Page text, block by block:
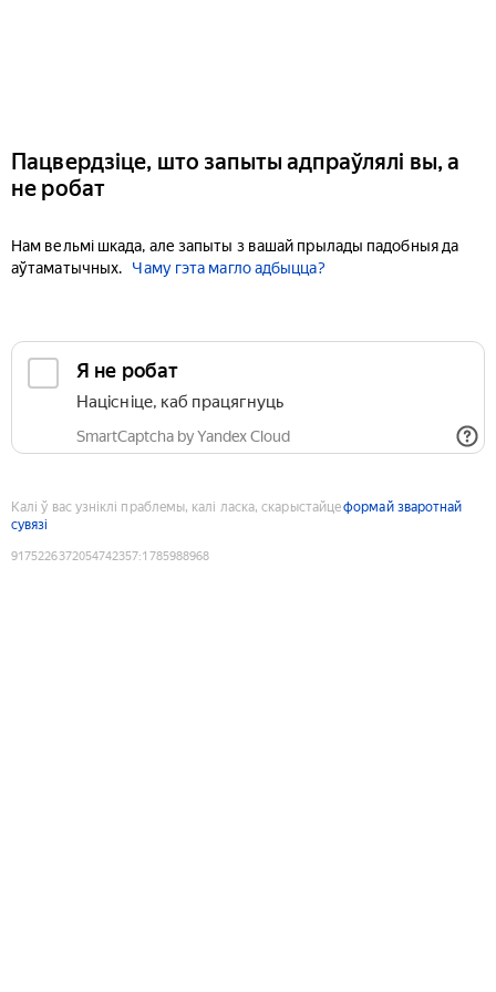
Пацвердзіце, што запыты адпраўлялі вы, а
не робат
Нам вельмі шкада, але запыты з вашай прылады падобныя да
аўтаматычных.
Чаму гэта магло адбыцца?
Я не робат
Націсніце, каб працягнуць
SmartCaptcha by Yandex Cloud
Калі ў вас узніклі праблемы, калі ласка, скарыстайцеформай зваротнай
сувязі
9175226372054742357:1785988968